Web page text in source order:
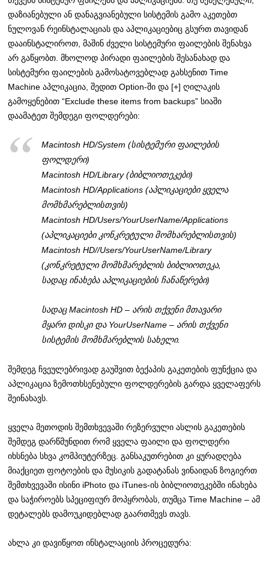
დაზიანებული ან დანაგვიანებული სისტემის გამო აკეთებთ
ნულოვან რეინსტალაციას და აპლიკაციებიც გსურთ თავიდან
დააინსტალიროთ, მაშინ ძველი სისტემური ფაილების შენახვა
არ გაწყობთ. მხოლოდ პირადი ფაილების შესანახად და
სისტემური ფაილების გამოსატოვებლად გახსენით Time
Machine აპლიკაცია, შედით Option-ში და [+] ღილაკის
გამოყენებით “Exclude these items from backups” სიაში
დაამატეთ შემდეგი ფოლდერები:
Macintosh HD/System (სისტემური ფაილების
ფოლდერი)
Macintosh HD/Library (ბიბლიოთეკები)
Macintosh HD/Applications (აპლიკაციები ყველა
მომხმარებლისთვის)
Macintosh HD/Users/YourUserName/Applications
(აპლიკაციები კონკრეტული მომხარებლისთვის)
Macintosh HD//Users/YourUserName/Library
(კონკრეტული მომხმარებლის ბიბლიოთეკა,
სადაც ინახება აპლიკაციების ჩანაწერები)
სადაც Macintosh HD – არის თქვენი მთავარი
მყარი დისკი და YourUserName – არის თქვენი
სისტემის მომხმარებლის სახელი.
შემდეგ ჩვეულებრივად გაუშვით ბექაპის გაკეთების ფუნქცია და
აპლიკაცია ზემოთხსენებული ფოლდერების გარდა ყველაფერს
შეინახავს.
ყველა მეთოდის შემთხვევაში რეზერვული ასლის გაკეთების
შემდეგ დარწმუნდით რომ ყველა ფაილი და ფოლდერი
იხსნება სხვა კომპიუტერზეც. განსაკუთრებით კი ყურადღება
მიაქციეთ ფოტოების და მუსიკის გადატანას ვინაიდან ზოგიერთ
შემთხვევაში ისინი iPhoto და iTunes-ის ბიბლიოთეკებში ინახება
და საჭიროებს სპეციფიურ მოპყრობას, თუმცა Time Machine – ამ
დეტალებს დამოუკიდებლად გაართმევს თავს.
ახლა კი დავიწყოთ ინსტალაციის პროცედურა: